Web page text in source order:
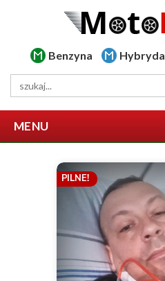
Benzyna Hybryda
MENU